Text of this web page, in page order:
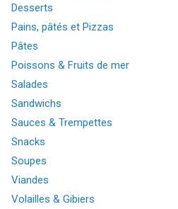
Desserts
Pains, pâtés et Pizzas
Pâtes
Poissons & Fruits de mer
Salades
Sandwichs
Sauces & Trempettes
Snacks
Soupes
Viandes
Volailles & Gibiers